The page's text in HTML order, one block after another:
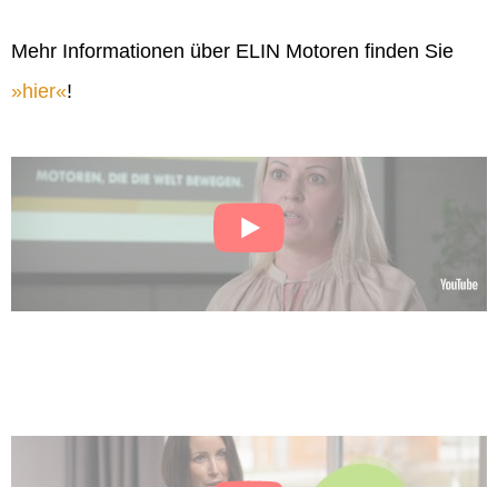
Mehr Informationen über ELIN Motoren finden Sie
hier !